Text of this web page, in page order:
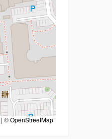
| ©OpenStreetMap